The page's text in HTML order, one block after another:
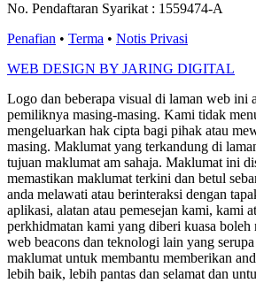
No. Pendaftaran Syarikat : 1559474-A
Penafian • Terma • Notis Privasi
WEB DESIGN BY JARING DIGITAL
Logo dan beberapa visual di laman web ini
pemiliknya masing-masing. Kami tidak
mengeluarkan hak cipta bagi pihak atau
masing. Maklumat yang terkandung di
tujuan maklumat am sahaja. Maklumat ini
memastikan maklumat terkini dan betul
anda melawati atau berinteraksi dengan
aplikasi, alatan atau pemesejan kami, kami
perkhidmatan kami yang diberi kuasa boleh
web beacons dan teknologi lain yang
maklumat untuk membantu memberikan
lebih baik, lebih pantas dan selamat dan